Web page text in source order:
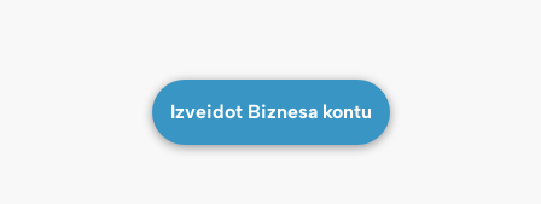
Izveidot Biznesa kontu